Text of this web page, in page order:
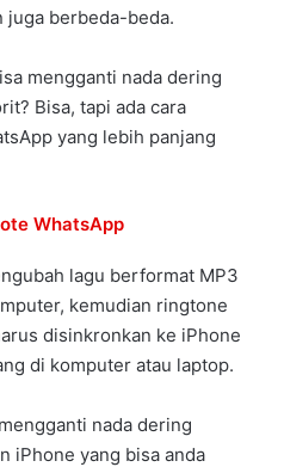
juga berbeda-beda.
mengganti nada dering
Bisa, tapi ada cara
yang lebih panjang
WhatsApp
lagu berformat MP3
kemudian ringtone
disinkronkan ke iPhone
di komputer atau laptop.
nada dering
iPhone yang bisa anda